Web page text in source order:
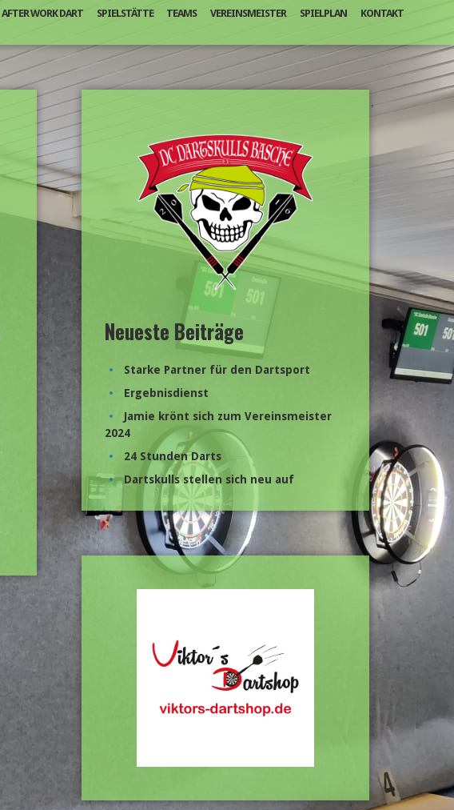
AFTER WORK DART SPIELSTÄTTE TEAMS VEREINSMEISTER SPIELPLAN
KONTAKT
Neueste Beiträge
Starke Partner für den Dartsport
Ergebnisdienst
Jamie krönt sich zum Vereinsmeister
2024
24 Stunden Darts
Dartskulls stellen sich neu auf